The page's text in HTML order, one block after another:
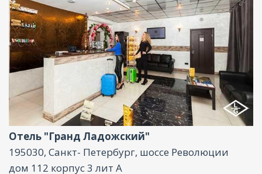
Ресторан, Бар, Парковка, СПА/Оздоровительный
центр, Интернет, Бизнес-центр, Конференц-зал
Отель "Гранд Ладожский"
195030, Санкт- Петербург, шоссе Революции
дом 112 корпус 3 лит А